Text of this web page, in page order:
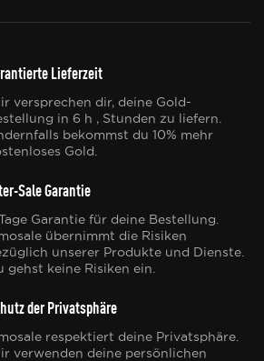
Lieferzeit
versprechen dir, deine Gold-
in 6 h , Stunden zu liefern.
bekommst du 10% mehr
Gold.
Sale Garantie
Garantie für deine Bestellung.
übernimmt die Risiken
unserer Produkte und Dienste.
gehst keine Risiken ein.
der Privatsphäre
respektiert deine Privatsphäre.
verwenden deine persönlichen